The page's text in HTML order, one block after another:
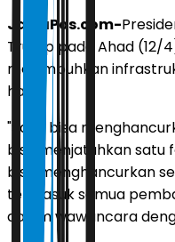
JawaPos.com-
Trump pada Ahad (12/
melumpuhkan
hari.
"Saya bisa
bisa menjatuhkan satu
bisa menghancurkan
termasuk semua
dalam wawancara